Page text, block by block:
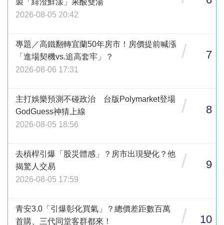
2026-08-05 20:42
專題／高鐵翻轉宜蘭50年房市！房價提前喊漲
「進場契機vs.追高套牢」？
2026-08-06 17:31
/ 7
主打娛樂預測不碰政治 台版Polymarket登場
GodGuess神猜上線
2026-08-05 18:56
/ 8
去槓桿引爆「股災體感」？房市出現變化？他
揭驚人交易
2026-08-05 17:59
/ 9
青安3.0「引爆彰化買氣」？總價差距數百萬
首購、三代同堂客群都來！
/ 10